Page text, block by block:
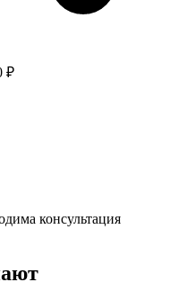
₽
консультация